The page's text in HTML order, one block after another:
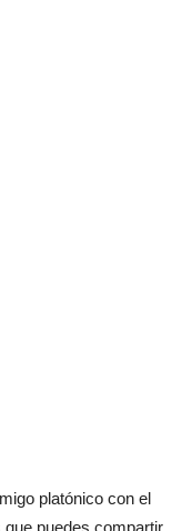
platónico con el
puedes compartir